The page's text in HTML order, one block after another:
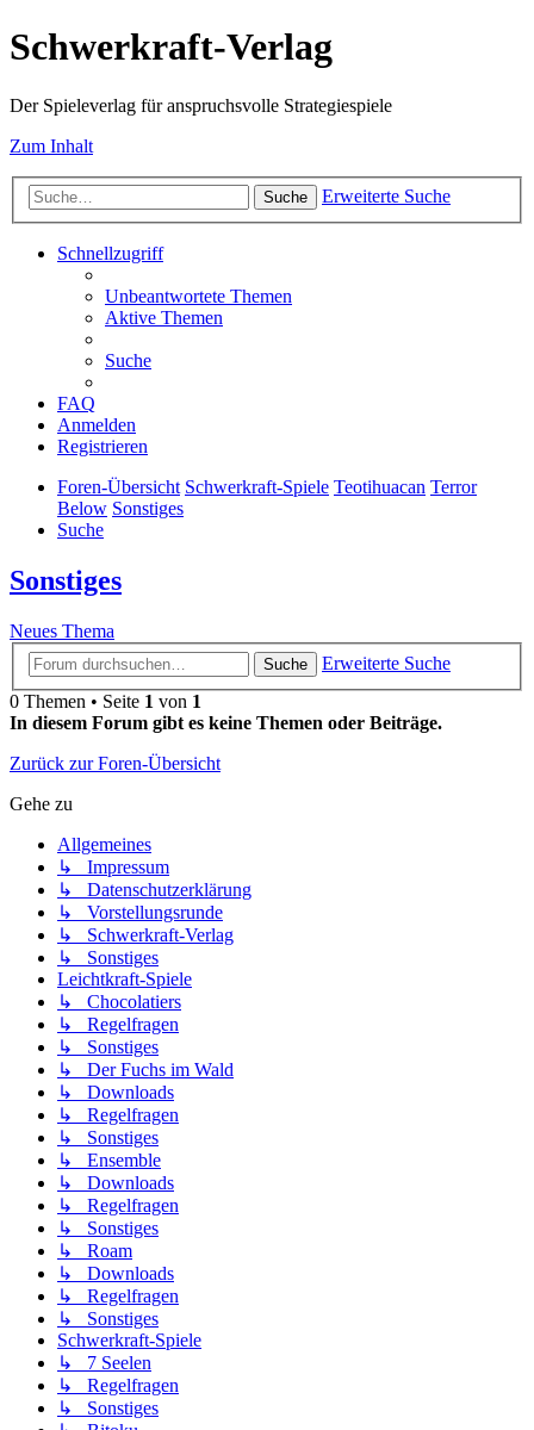
Schwerkraft-Verlag
Der Spieleverlag für anspruchsvolle Strategiespiele
Zum Inhalt
Suche Erweiterte Suche
Schnellzugriff
Unbeantwortete Themen
Aktive Themen
Suche
FAQ
Anmelden
Registrieren
Foren-Übersicht Schwerkraft-Spiele Teotihuacan Terror
Below Sonstiges
Suche
Sonstiges
Neues Thema
Suche
Erweiterte Suche
0 Themen • Seite 1 von 1
In diesem Forum gibt es keine Themen oder Beiträge.
Zurück zur Foren-Übersicht
Gehe zu
Allgemeines
↳ Impressum
↳ Datenschutzerklärung
↳ Vorstellungsrunde
↳ Schwerkraft-Verlag
↳ Sonstiges
Leichtkraft-Spiele
↳ Chocolatiers
↳ Regelfragen
↳ Sonstiges
↳ Der Fuchs im Wald
↳ Downloads
↳ Regelfragen
↳ Sonstiges
↳ Ensemble
↳ Downloads
↳ Regelfragen
↳ Sonstiges
↳ Roam
↳ Downloads
↳ Regelfragen
↳ Sonstiges
Schwerkraft-Spiele
↳ 7 Seelen
↳ Regelfragen
↳ Sonstiges